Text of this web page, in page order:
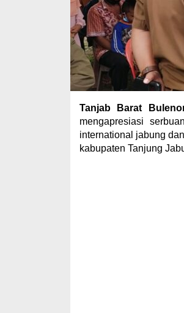
Tanjab Barat
mengapresiasi
international jabung
kabupaten Tanjung